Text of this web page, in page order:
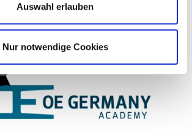
Auswahl erlauben
Nur notwendige Cookies